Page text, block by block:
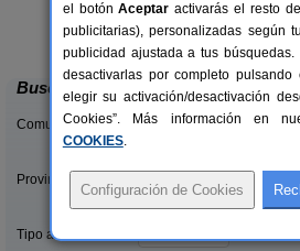
El Descanso de Sanabria
Trefacio (Zamora)
Buscar
Comunidades:
Provincias/Islas:
Tipo alquiler:
el botónAceptar activarás el resto
publicitarias), personalizadas según
publicidad ajustada a tus búsquedas.
desactivarlas por completo pulsando
elegir su activación/desactivación
Cookies”. Más información en
COOKIES.